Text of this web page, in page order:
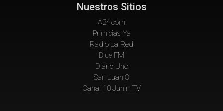
Nuestros Sitios
A24.com
Primicias Ya
Radio La Red
Blue FM
Diario Uno
San Juan 8
Canal 10 Junin TV